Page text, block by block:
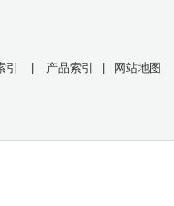
引 产品索引 网站地图